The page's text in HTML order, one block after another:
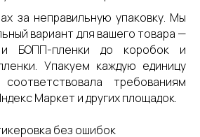
за неправильную упаковку. Мы
вариант для вашего товара —
БОПП-пленки до коробок и
Упакуем каждую единицу
требованиям
Маркет и других площадок.
без ошибок